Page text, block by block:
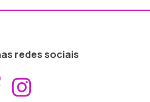
redes sociais
Aceder ao